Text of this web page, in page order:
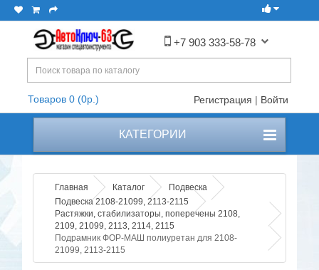
+7 903 333-58-78
Товаров 0 (0р.) Регистрация | Войти
КАТЕГОРИИ
Главная Каталог
Подвеска
Подвеска 2108-21099, 2113-2115
Растяжки, стабилизаторы, поперечены 2108,
2109, 21099, 2113, 2114, 2115
Подрамник ФОР-МАШ полиуретан для 2108-
21099, 2113-2115